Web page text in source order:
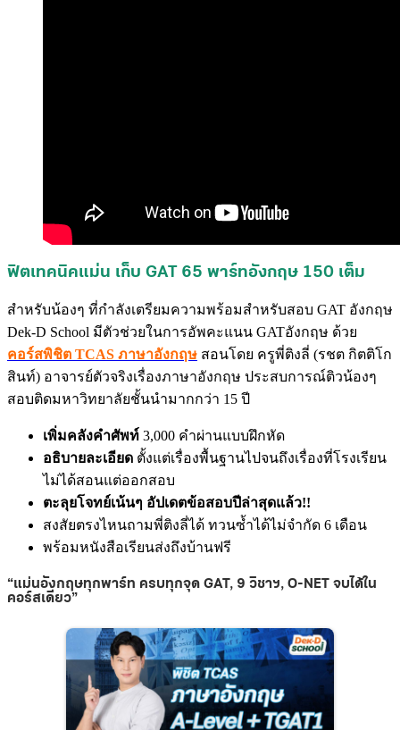
ฟิตเทคนิคแม่น เก็บ GAT 65 พาร์ทอังกฤษ 150 เต็ม
สำหรับน้องๆ ที่กำลังเตรียมความพร้อมสำหรับสอบ GAT อังกฤษ
Dek-D School มีตัวช่วยในการอัพคะแนน GATอังกฤษ ด้วย
คอร์สพิชิต TCAS ภาษาอังกฤษ สอนโดย ครูพี่ติงลี่ (รชต กิตติโก
สินท์) อาจารย์ตัวจริงเรื่องภาษาอังกฤษ ประสบการณ์ติวน้องๆ
สอบติดมหาวิทยาลัยชั้นนำมากกว่า 15 ปี
เพิ่มคลังคำศัพท์ 3,000 คำผ่านแบบฝึกหัด
อธิบายละเอียด ตั้งแต่เรื่องพื้นฐานไปจนถึงเรื่องที่โรงเรียน
ไม่ได้สอนแต่ออกสอบ
ตะลุยโจทย์เน้นๆ อัปเดตข้อสอบปีล่าสุดแล้ว!!
สงสัยตรงไหนถามพี่ติงลี่ได้ ทวนซ้ำได้ไม่จำกัด 6 เดือน
พร้อมหนังสือเรียนส่งถึงบ้านฟรี
“แม่นอังกฤษทุกพาร์ท ครบทุกจุด GAT, 9 วิชาฯ, O-NET จบได้ใน
คอร์สเดียว”